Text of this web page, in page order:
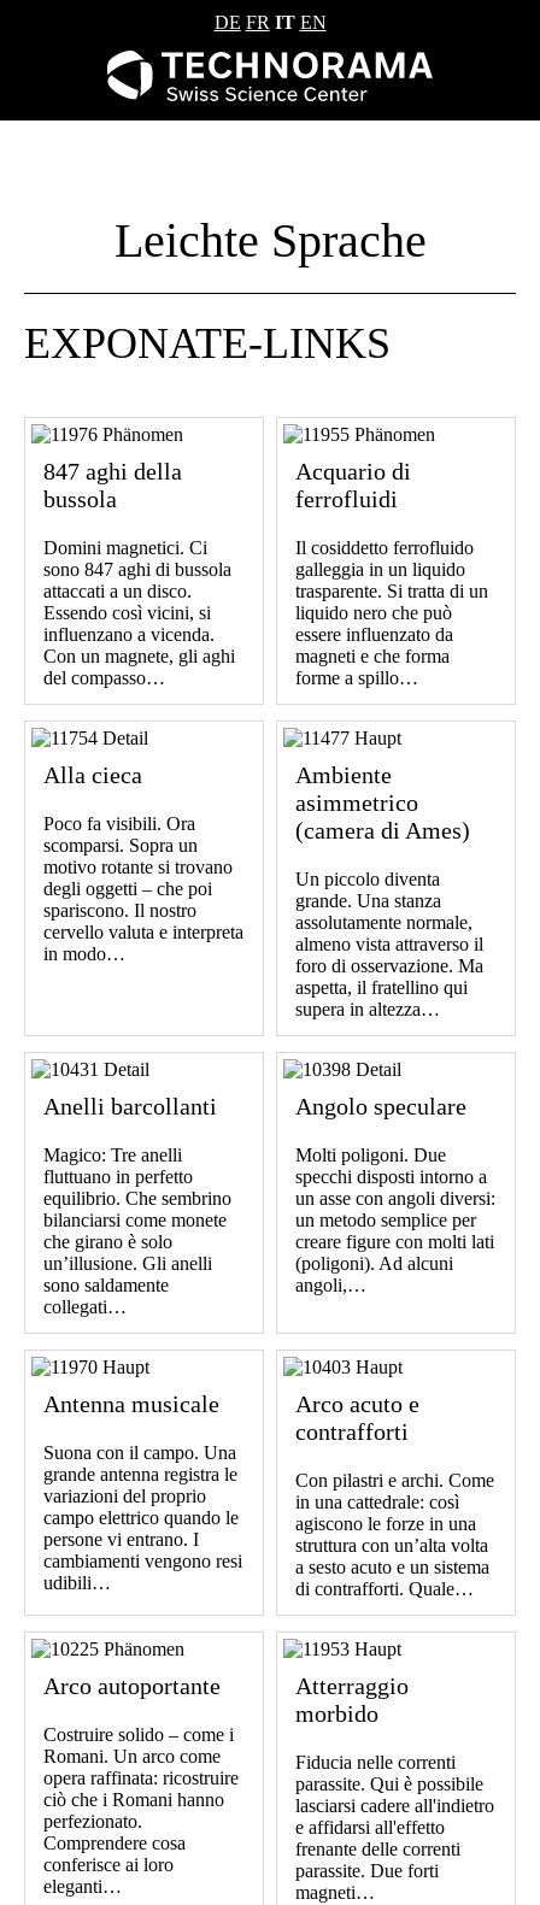
DE FR IT EN
Leichte Sprache
EXPONATE-LINKS
847 aghi della
bussola
Domini magnetici. Ci
sono 847 aghi di bussola
attaccati a un disco.
Essendo così vicini, si
influenzano a vicenda.
Con un magnete, gli aghi
del compasso…
Acquario di
ferrofluidi
Il cosiddetto ferrofluido
galleggia in un liquido
trasparente. Si tratta di un
liquido nero che può
essere influenzato da
magneti e che forma
forme a spillo…
Alla cieca
Poco fa visibili. Ora
scomparsi. Sopra un
motivo rotante si trovano
degli oggetti – che poi
spariscono. Il nostro
cervello valuta e interpreta
in modo…
Ambiente
asimmetrico
(camera di Ames)
Un piccolo diventa
grande. Una stanza
assolutamente normale,
almeno vista attraverso il
foro di osservazione. Ma
aspetta, il fratellino qui
supera in altezza…
Anelli barcollanti
Magico: Tre anelli
fluttuano in perfetto
equilibrio. Che sembrino
bilanciarsi come monete
che girano è solo
un’illusione. Gli anelli
sono saldamente
collegati…
Angolo speculare
Molti poligoni. Due
specchi disposti intorno a
un asse con angoli diversi:
un metodo semplice per
creare figure con molti lati
(poligoni). Ad alcuni
angoli,…
Antenna musicale
Suona con il campo. Una
grande antenna registra le
variazioni del proprio
campo elettrico quando le
persone vi entrano. I
cambiamenti vengono resi
udibili…
Arco acuto e
contrafforti
Con pilastri e archi. Come
in una cattedrale: così
agiscono le forze in una
struttura con un’alta volta
a sesto acuto e un sistema
di contrafforti. Quale…
Arco autoportante
Costruire solido – come i
Romani. Un arco come
opera raffinata: ricostruire
ciò che i Romani hanno
perfezionato.
Comprendere cosa
conferisce ai loro
eleganti…
Atterraggio
morbido
Fiducia nelle correnti
parassite. Qui è possibile
lasciarsi cadere all'indietro
e affidarsi all'effetto
frenante delle correnti
parassite. Due forti
magneti…